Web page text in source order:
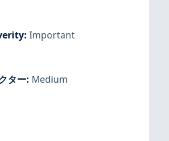
: Important
ター: Medium